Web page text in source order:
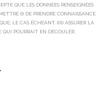
QUE LES DONNÉES RENSEIGNÉES
(I) DE PRENDRE CONNAISSANCE
LE CAS ÉCHÉANT, (III) ASSURER LA
POURRAIT EN DÉCOULER.